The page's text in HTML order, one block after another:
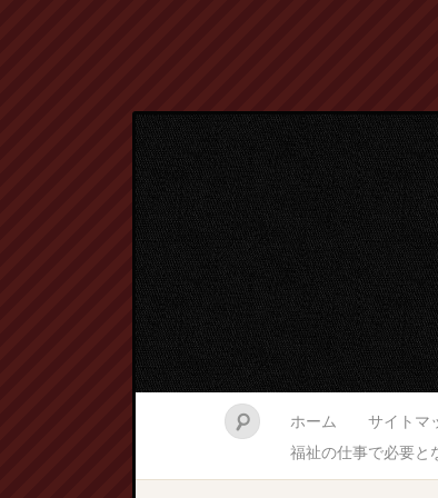
ホーム サイトマ
福祉の仕事で必要と